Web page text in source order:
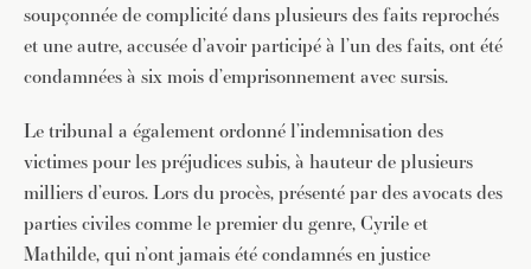
soupçonnée de complicité dans plusieurs des faits reprochés
et une autre, accusée d’avoir participé à l’un des faits, ont été
condamnées à six mois d’emprisonnement avec sursis.
Le tribunal a également ordonné l’indemnisation des
victimes pour les préjudices subis, à hauteur de plusieurs
milliers d’euros. Lors du procès, présenté par des avocats des
parties civiles comme le premier du genre, Cyrile et
Mathilde, qui n’ont jamais été condamnés en justice